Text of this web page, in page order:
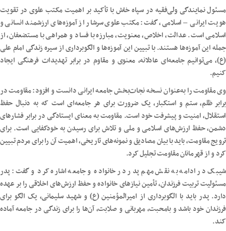
مسئول نمایندگی ولی‌فقیه در سپاه خاش با تأکید بر اهمیت مکتب علوی در تقویت
هویت ایرانی – اسلامی، گفت: مکتب علوی سرشار از آموزه‌های ارزشمند انسانی و
اسلامی است. عدالت، اخلاص، معنویت، مبارزه با فساد و همراهی با مستضعفان، از
جمله این آموزه‌ها هستند. با تبیین این آموزه‌ها و الگوبرداری از سیره زندگی امام علی
(ع)، می‌توانیم جامعه‌ای عادلانه، معنوی و مقاوم در برابر تهدیدات فرهنگی ایجاد
کنیم.
وی مقاومت را به‌عنوان نسخه نجات‌بخش جامعه ایرانی دانست و افزود: مقاومت در
برابر ظلم، ستم و استکبار، یک ضرورت برای هر جامعه‌ای است که به دنبال حفظ
استقلال، امنیت و پیشرفت خود است. مقاومت به معنای ایستادگی در برابر فشارهای
دشمن، حفظ ارزش‌های اسلامی و ملی و تلاش برای رسیدن به خودکفایی است. برای
ترویج مقاومت، باید با بیان مصادیق و نمونه‌های تاریخی، اهمیت آن را برای مردم تبیین
کرد و از قهرمانان مقاومت تجلیل کرد.
شیبک در ادامه به نقش مهم پدر در خانواده و جامعه اشاره کرد و گفت: پدر
مسئولیت تربیت فرزندان، تأمین نیازهای خانواده و حفظ ارزش‌های اخلاقی را بر عهده
دارد. پدر باید با الگوبرداری از امیرالمؤمنین (ع) و شهید سلیمانی، یک الگو برای
فرزندان خود باشد و بامحبت، مهربانی و صلابت، آن‌ها را برای زندگی در جامعه آماده
کند.